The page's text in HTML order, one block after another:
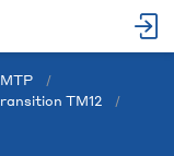
TM12